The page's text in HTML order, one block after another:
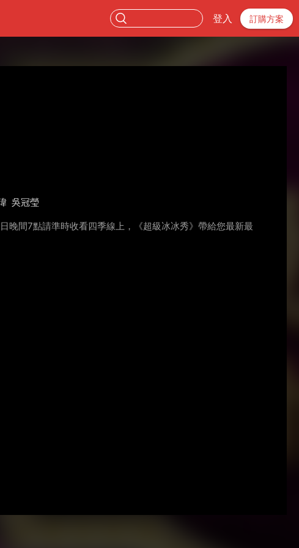
登入 訂購方案
吳冠瑩
晚間7點請準時收看四季線上，《超級冰冰秀》帶給您最新最